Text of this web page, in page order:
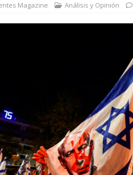
Magazine Análisis y Opinión